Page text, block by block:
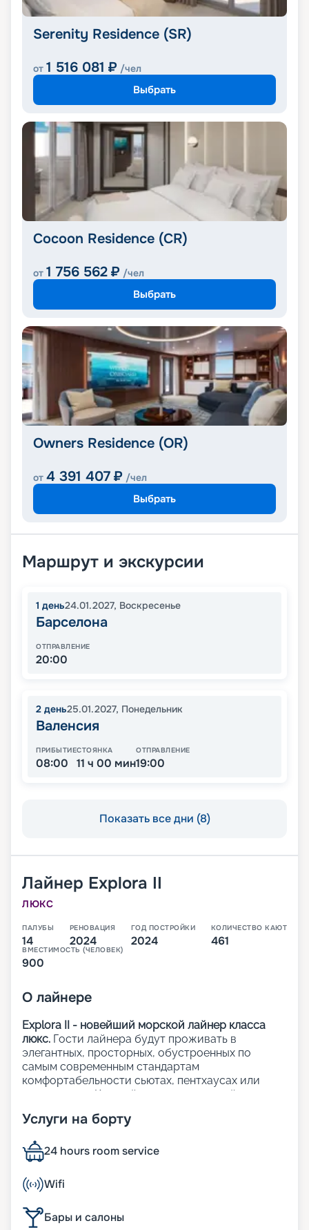
Serenity Residence (SR)
от 1 516 081 ₽ /чел
Выбрать
Cocoon Residence (CR)
от 1 756 562 ₽ /чел
Выбрать
Owners Residence (OR)
от 4 391 407 ₽ /чел
Выбрать
Маршрут и экскурсии
1 день24.01.2027, Воскресенье
Барселона
ОТПРАВЛЕНИЕ
20:00
2 день25.01.2027, Понедельник
Валенсия
ПРИБЫТИЕ
08:00
СТОЯНКА
11 ч 00 мин
ОТПРАВЛЕНИЕ
19:00
Показать все дни (8)
Лайнер Explora II
ЛЮКС
ПАЛУБЫ
14
РЕНОВАЦИЯ
2024
ГОД ПОСТРОЙКИ
2024
КОЛИЧЕСТВО КАЮТ
461
ВМЕСТИМОСТЬ (ЧЕЛОВЕК)
900
О лайнере
Explora II - новейший морской лайнер класса
люкс. Гости лайнера будут проживать в
элегантных, просторных, обустроенных по
самым современным стандартам
комфортабельности сьютах, пентхаусах или
резиденциях. Каждый из 461 люксов лайнера с
приватными террасами.
На лайнере:
12 баров и лаунджей, а также 6 ресторанов;
3 открытых бассейна, включая 1 бассейн только
для взрослых;
1 закрытый бассейн с раздвижной стеклянной
Услуги на борту
24 hours room service
Wifi
Бары и салоны